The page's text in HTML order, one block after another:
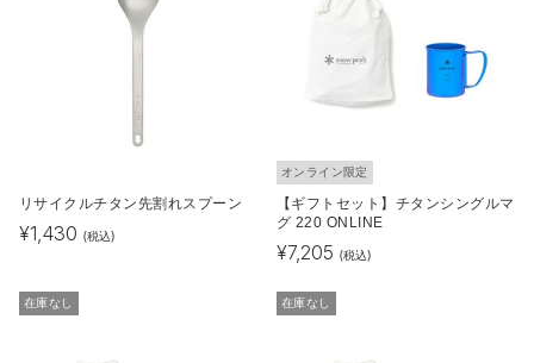
リサイクルチタン先割れスプーン
¥1,430 (税込)
オンライン限定
【ギフトセット】チタンシングルマ
グ 220 ONLINE
¥7,205 (税込)
在庫なし 在庫なし